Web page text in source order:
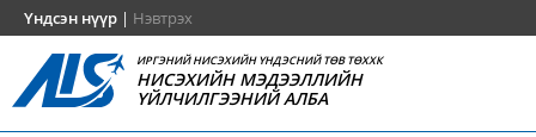
Үндсэн нүүр | Нэвтрэх
ИРГЭНИЙ НИСЭХИЙН ҮНДЭСНИЙ ТӨВ ТӨХХК
НИСЭХИЙН МЭДЭЭЛЛИЙН
ҮЙЛЧИЛГЭЭНИЙ АЛБА